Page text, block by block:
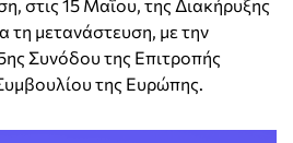
στις 15 Μαΐου, της Διακήρυξης
τη μετανάστευση, με την
Συνόδου της Επιτροπής
της Ευρώπης.